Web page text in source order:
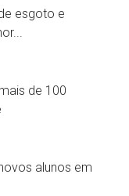
esgoto e
de 100
alunos em